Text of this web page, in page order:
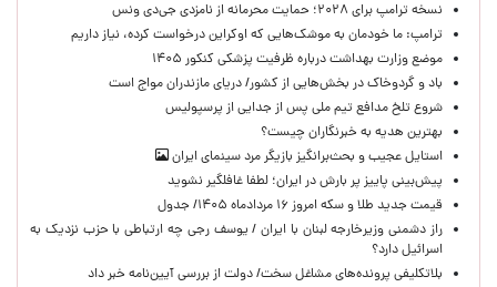
نسخه ترامپ برای ۲۰۲۸؛ حمایت محرمانه از نامزدی جی‌دی ونس
ترامپ: ما خودمان به موشک‌هایی که اوکراین درخواست کرده، نیاز داریم
موضع وزارت بهداشت درباره ظرفیت پزشکی کنکور ۱۴۰۵
باد و گردوخاک در بخش‌هایی از کشور/ دریای مازندران مواج است
شروع تلخ مدافع تیم ملی پس از جدایی از پرسپولیس
بهترین هدیه به خبرنگاران چیست؟
استایل عجیب و بحث‌برانگیز بازیگر مرد سینمای ایران
پیش‌بینی پاییز پر بارش در ایران؛ لطفا غافلگیر نشوید
قیمت جدید طلا و سکه امروز ۱۶ مردادماه ۱۴۰۵/ جدول
راز دشمنی وزیرخارجه لبنان با ایران / یوسف رجی چه ارتباطی با حزب نزدیک به
اسرائیل دارد؟
بلاتکلیفی پرونده‌های مشاغل سخت/ دولت از بررسی آیین‌نامه خبر داد